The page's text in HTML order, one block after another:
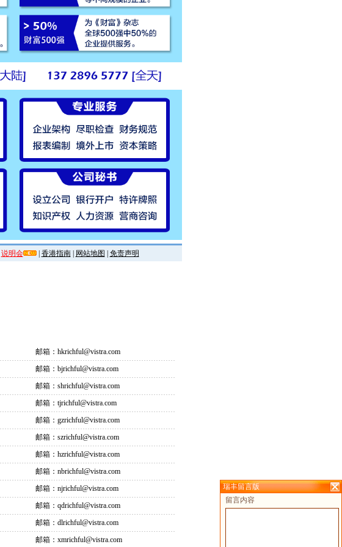
说明会 | 香港指南| 网站地图 免责声明
邮箱：hkrichful@vistra.com
邮箱：bjrichful@vistra.com
邮箱：shrichful@vistra.com
邮箱：tjrichful@vistra.com
邮箱：gzrichful@vistra.com
邮箱：szrichful@vistra.com
邮箱：hzrichful@vistra.com
邮箱：nbrichful@vistra.com
邮箱：njrichful@vistra.com
邮箱：qdrichful@vistra.com
邮箱：dlrichful@vistra.com
邮箱：xmrichful@vistra.com
瑞丰留言版
留言内容